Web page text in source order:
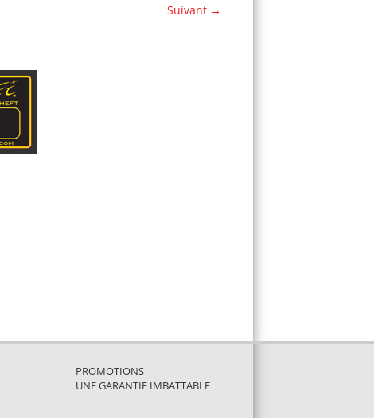
Suivant →
PROMOTIONS
UNE GARANTIE IMBATTABLE